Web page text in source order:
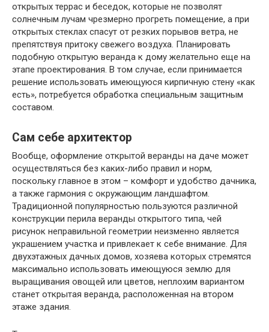
открытых террас и беседок, которые не позволят
солнечным лучам чрезмерно прогреть помещение, а при
открытых стеклах спасут от резких порывов ветра, не
препятствуя притоку свежего воздуха. Планировать
подобную открытую веранда к дому желательно еще на
этапе проектирования. В том случае, если принимается
решение использовать имеющуюся кирпичную стену «как
есть», потребуется обработка специальным защитным
составом.
Сам себе архитектор
Вообще, оформление открытой веранды на даче может
осуществляться без каких-либо правил и норм,
поскольку главное в этом – комфорт и удобство дачника,
а также гармония с окружающим ландшафтом.
Традиционной популярностью пользуются различной
конструкции перила веранды открытого типа, чей
рисунок неправильной геометрии неизменно является
украшением участка и привлекает к себе внимание. Для
двухэтажных дачных домов, хозяева которых стремятся
максимально использовать имеющуюся землю для
выращивания овощей или цветов, неплохим вариантом
станет открытая веранда, расположенная на втором
этаже здания.